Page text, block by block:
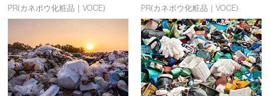
PR(カネボウ化粧品｜VOCE) PR(カネボウ化粧品｜VOCE)